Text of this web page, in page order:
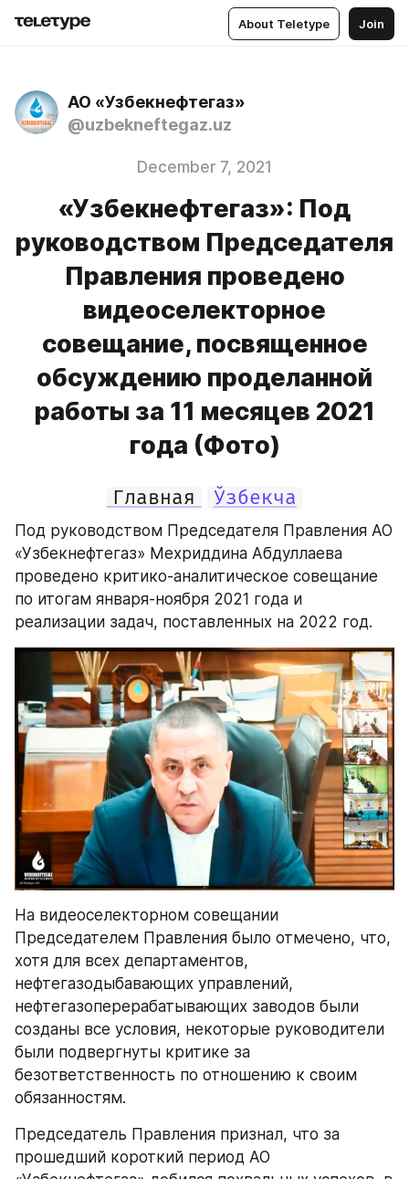
About Teletype Join
АО «Узбекнефтегаз»
@uzbekneftegaz.uz
December 7, 2021
«Узбекнефтегаз»: Под
руководством Председателя
Правления проведено
видеоселекторное
совещание, посвященное
обсуждению проделанной
работы за 11 месяцев 2021
года (Фото)
Главная Ўзбекча
Под руководством Председателя Правления АО
«Узбекнефтегаз» Мехриддина Абдуллаева
проведено критико-аналитическое совещание
по итогам января-ноября 2021 года и
реализации задач, поставленных на 2022 год.
На видеоселекторном совещании
Председателем Правления было отмечено, что,
хотя для всех департаментов,
нефтегазодыбавающих управлений,
нефтегазоперерабатывающих заводов были
созданы все условия, некоторые руководители
были подвергнуты критике за
безответственность по отношению к своим
обязанностям.
Председатель Правления признал, что за
прошедший короткий период АО